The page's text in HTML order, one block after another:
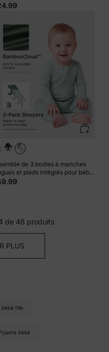
2 Sens Antidérapant Manches
de 3 bodies à manches
et pieds intégrés pour bébé
fille en bambou, bleu foncé,
de 46 produits
PLUS
bébé fille
Pyjama bébé